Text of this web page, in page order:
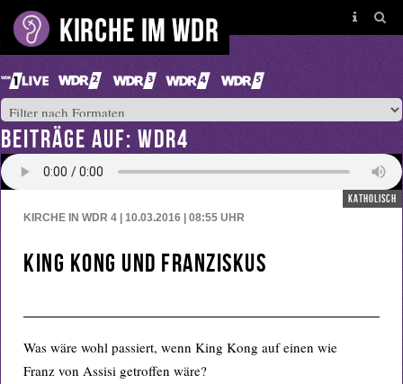
BEITRÄGE AUF: WDR4
katholisch
KIRCHE IN WDR 4 | 10.03.2016 | 08:55 UHR
King Kong und Franziskus
Was wäre wohl passiert, wenn King Kong auf einen wie
Franz von Assisi getroffen wäre?